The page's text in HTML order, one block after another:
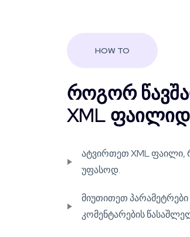
HOW TO
როგორ
XML
ატვირთეთ XML ფაილი,
უფასოდ.
მიუთითეთ
კომენტარების